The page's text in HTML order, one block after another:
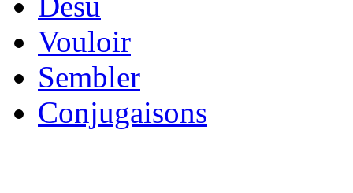
Vouloir
Sembler
Conjugaisons